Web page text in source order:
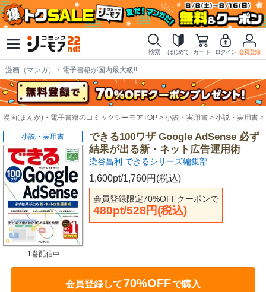
検索 はじめて カート ログイン 会員登録
漫画（マンガ）・電子書籍が国内最大級!!
漫画(まんが)・電子書籍のコミックシーモアTOP 小説・実用書 小説・実用書
できる100ワザ Google AdSense 必ず
結果が出る新・ネット広告運用術
染谷昌利 できるシリーズ編集部
1,600pt/1,760円(税込)
会員登録限定70%OFFクーポンで
480pt/528円(税込)
小説・実用書
1巻配信中
会員登録して70%OFFで購入